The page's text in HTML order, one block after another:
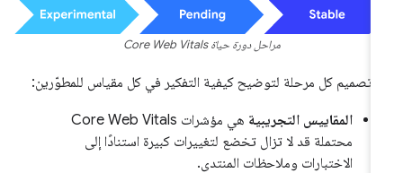
مراحل دورة حياة Core Web Vitals
تصميم كل مرحلة لتوضيح كيفية التفكير في كل مقياس للمطوّرين:
المقاييس التجريبية
هي مؤشرات Core Web Vitals
محتملة قد لا تزال تخضع لتغييرات كبيرة استنادًا إلى
الاختبارات وملاحظات المنتدى.